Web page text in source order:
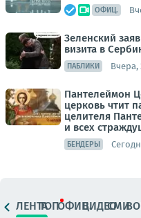
ОФИЦ.
Зеленский
визита в
ПАБЛИКИ Вчера,
Пантелеймон
церковь чтит
целителя
и всех
БЕНДЕРЫ
ЛЕНТАТОПОФИЦ.ВИДЕОСМИ